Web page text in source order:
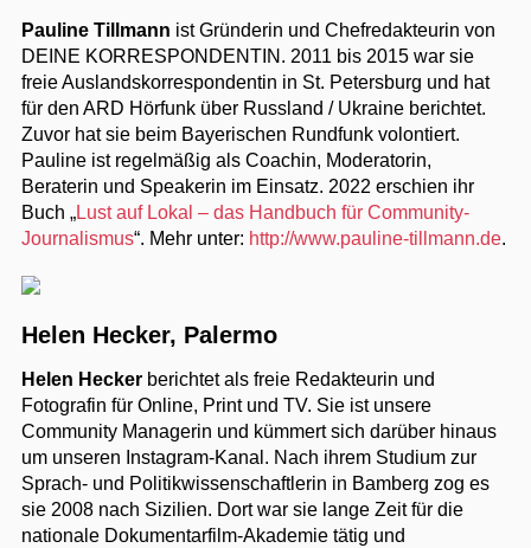
Pauline Tillmann ist Gründerin und Chefredakteurin von
DEINE KORRESPONDENTIN. 2011 bis 2015 war sie
freie Auslandskorrespondentin in St. Petersburg und hat
für den ARD Hörfunk über Russland / Ukraine berichtet.
Zuvor hat sie beim Bayerischen Rundfunk volontiert.
Pauline ist regelmäßig als Coachin, Moderatorin,
Beraterin und Speakerin im Einsatz. 2022 erschien ihr
Buch „Lust auf Lokal – das Handbuch für Community-
Journalismus“. Mehr unter: http://www.pauline-tillmann.de.
Helen Hecker, Palermo
Helen Hecker berichtet als freie Redakteurin und
Fotografin für Online, Print und TV. Sie ist unsere
Community Managerin und kümmert sich darüber hinaus
um unseren Instagram-Kanal. Nach ihrem Studium zur
Sprach- und Politikwissenschaftlerin in Bamberg zog es
sie 2008 nach Sizilien. Dort war sie lange Zeit für die
nationale Dokumentarfilm-Akademie tätig und